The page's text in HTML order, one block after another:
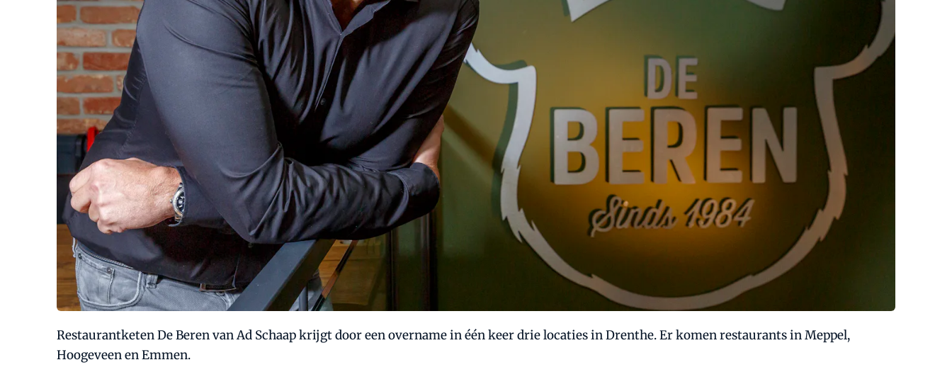
Restaurantketen De Beren van Ad Schaap krijgt door een overname in één keer drie locaties in Drenthe. Er komen restaurants in Meppel,
Hoogeveen en Emmen.